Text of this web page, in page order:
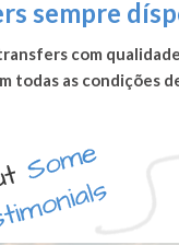
sempre
com
todas as condições